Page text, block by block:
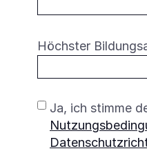
Höchster
Ja, ich stimme